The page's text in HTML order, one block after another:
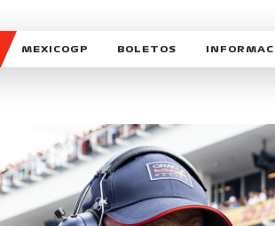
MEXICOGP
SOSTENIBILIDAD
CELEBRA CON NOSOTROS
BOLETOS
DERECHO